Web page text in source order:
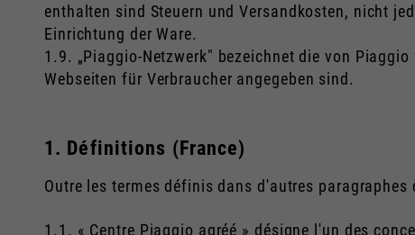
enthalten sind Steuern und Versandkosten, nicht
Einrichtung der Ware.
1.9. „Piaggio-Netzwerk" bezeichnet die von
Webseiten für Verbraucher angegeben sind.
1. Définitions (France)
Outre les termes définis dans d'autres
1.1. « Centre Piaggio agréé » désigne l'un des